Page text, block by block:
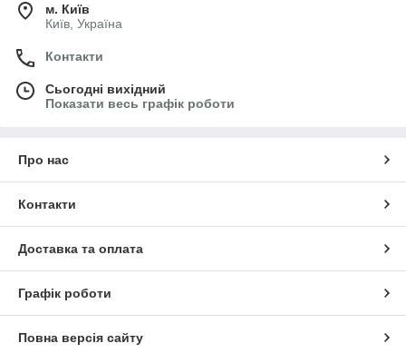
м. Київ
Київ, Україна
Контакти
Сьогодні вихідний
Показати весь графік роботи
Про нас
Контакти
Доставка та оплата
Графік роботи
Повна версія сайту